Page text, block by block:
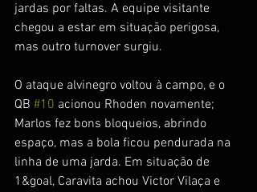
jardas por faltas. A equipe visitante
chegou a estar em situação perigosa,
mas outro turnover surgiu.
O ataque alvinegro voltou à campo, e o
QB #10 acionou Rhoden novamente;
Marlos fez bons bloqueios, abrindo
espaço, mas a bola ficou pendurada na
linha de uma jarda. Em situação de
1&goal, Caravita achou Victor Vilaça e